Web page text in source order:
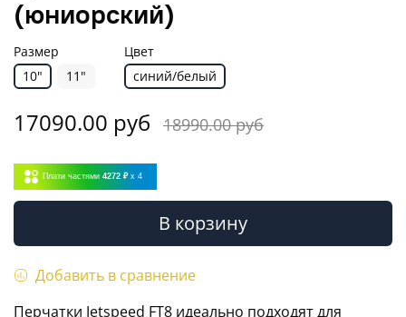
(юниорский)
Размер
10"
11"
Цвет
синий/белый
17090.00 руб 18990.00 руб
Плати частями 4272 ₽ x 4
В корзину
Добавить в сравнение
Перчатки Jetspeed FT8 идеально подходят для